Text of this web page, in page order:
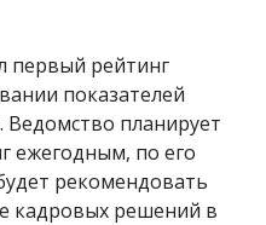
первый рейтинг
показателей
Ведомство планирует
ежегодным, по его
рекомендовать
кадровых решений в